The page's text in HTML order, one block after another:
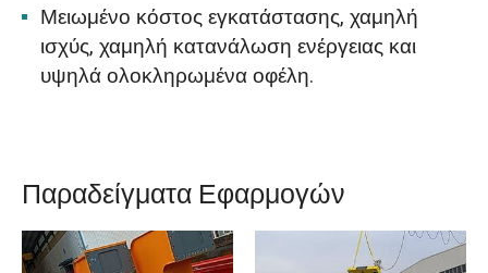
Μειωμένο κόστος εγκατάστασης, χαμηλή
ισχύς, χαμηλή κατανάλωση ενέργειας και
υψηλά ολοκληρωμένα οφέλη.
Παραδείγματα Εφαρμογών